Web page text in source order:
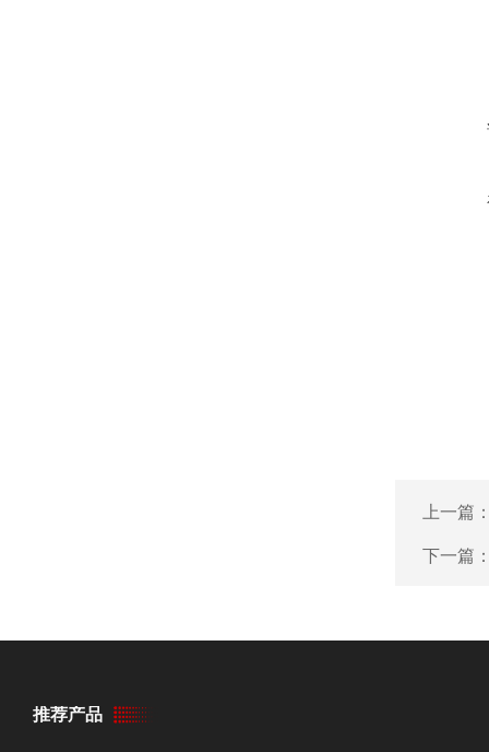
上一篇
下一篇
推荐产品